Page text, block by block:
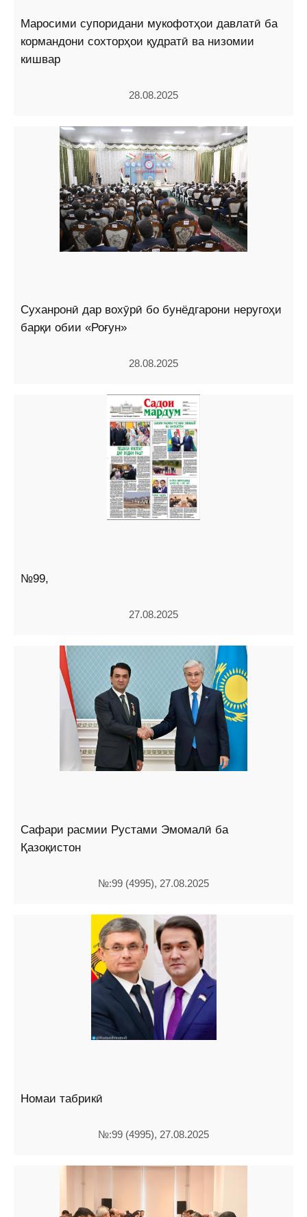
Маросими супоридани мукофотҳои давлатӣ ба
кормандони сохторҳои қудратӣ ва низомии
кишвар
28.08.2025
Суханронӣ дар вохӯрӣ бо бунёдгарони неругоҳи
барқи обии «Роғун»
28.08.2025
№99,
27.08.2025
Сафари расмии Рустами Эмомалӣ ба
Қазоқистон
№:99 (4995), 27.08.2025
Номаи табрикӣ
№:99 (4995), 27.08.2025